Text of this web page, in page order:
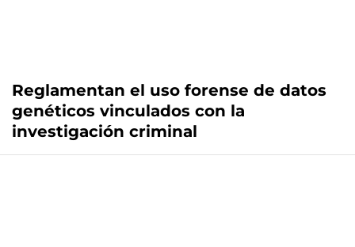
Reglamentan el uso forense de datos
genéticos vinculados con la
investigación criminal